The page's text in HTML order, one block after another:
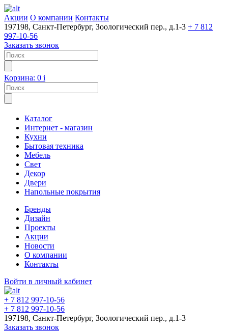
Акции О компании Контакты
197198, Санкт-Петербург, Зоологический пер., д.1-3 + 7 812
997-10-56
Заказать звонок
Корзина: 0 i
Каталог
Интернет - магазин
Кухни
Бытовая техника
Мебель
Свет
Декор
Двери
Напольные покрытия
Бренды
Дизайн
Проекты
Акции
Новости
О компании
Контакты
Войти в личный кабинет
+ 7 812 997-10-56
+ 7 812 997-10-56
197198, Санкт-Петербург, Зоологический пер., д.1-3
Заказать звонок